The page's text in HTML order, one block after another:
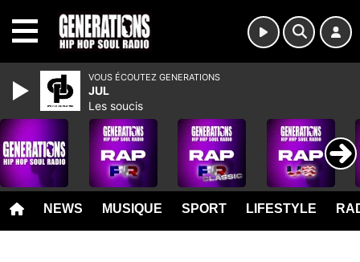
NEWS MUSIQUE SPORT LIFESTYLE
VOUS ÉCOUTEZ GENERATIONS
JUL
Les soucis